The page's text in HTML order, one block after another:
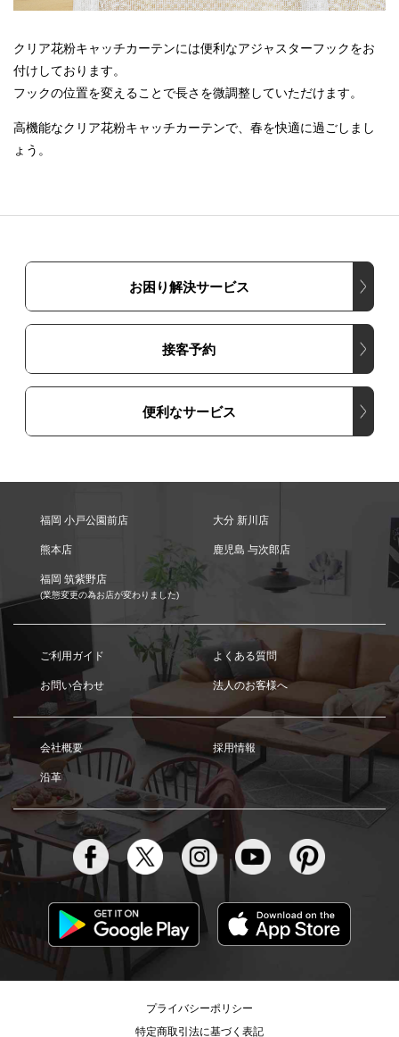
クリア花粉キャッチカーテンには便利なアジャスターフックをお
付けしております。
フックの位置を変えることで長さを微調整していただけます。
高機能なクリア花粉キャッチカーテンで、春を快適に過ごしまし
ょう。
お困り解決サービス
接客予約
便利なサービス
福岡 小戸公園前店 大分 新川店
熊本店 鹿児島 与次郎店
福岡 筑紫野店
(業態変更の為お店が変わりました)
ご利用ガイド よくある質問
お問い合わせ 法人のお客様へ
会社概要 採用情報
沿革
プライバシーポリシー
特定商取引法に基づく表記